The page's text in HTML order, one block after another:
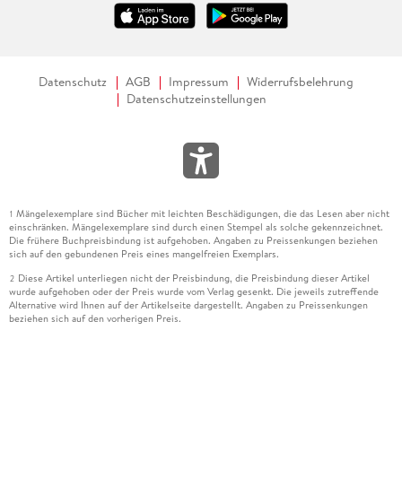
Datenschutz AGB Impressum
Widerrufsbelehrung
Datenschutzeinstellungen
1 Mängelexemplare sind Bücher mit leichten Beschädigungen, die das Lesen aber nicht
einschränken. Mängelexemplare sind durch einen Stempel als solche gekennzeichnet.
Die frühere Buchpreisbindung ist aufgehoben. Angaben zu Preissenkungen beziehen
sich auf den gebundenen Preis eines mangelfreien Exemplars.
2 Diese Artikel unterliegen nicht der Preisbindung, die Preisbindung dieser Artikel
wurde aufgehoben oder der Preis wurde vom Verlag gesenkt. Die jeweils zutreffende
Alternative wird Ihnen auf der Artikelseite dargestellt. Angaben zu Preissenkungen
beziehen sich auf den vorherigen Preis.